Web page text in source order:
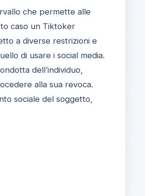
che permette alle
caso un Tiktoker
a diverse restrizioni e
di usare i social media.
dell’individuo,
alla sua revoca.
sociale del soggetto,